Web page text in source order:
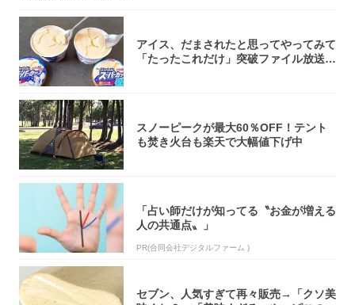
アイス、だまされたと思ってやってみて
「たったこれだけ」突破ファイル放送で
スノーピークが最大60％OFF！テント
も焚き火台も楽天で大幅値下げ中
「占い師だけが知ってる〝お金が増える
人の共通点〟」
PR(合同会社デジタルファーム )
セブン、人気すぎて再々販売→「クソ美